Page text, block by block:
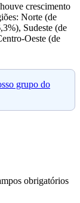
crescimento
Norte (de
Sudeste (de
Oeste (de
grupo do
obrigatórios